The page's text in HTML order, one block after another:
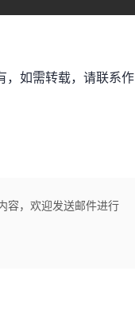
如需转载，请联系作
容，欢迎发送邮件进行